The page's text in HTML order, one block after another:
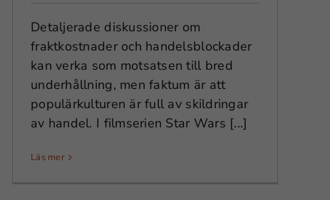
Detaljerade diskussioner om
fraktkostnader och handelsblockader
kan verka som motsatsen till bred
underhållning, men faktum är att
populärkulturen är full av skildringar
av handel. I filmserien Star Wars [...]
Läs mer